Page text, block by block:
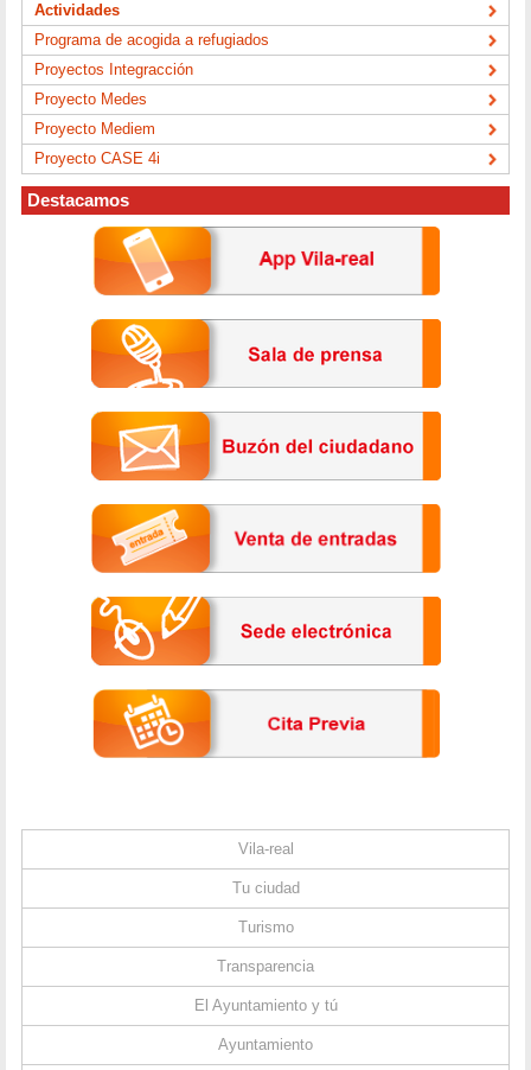
Actividades
Programa de acogida a refugiados
Proyectos Integracción
Proyecto Medes
Proyecto Mediem
Proyecto CASE 4i
Destacamos
Vila-real
Tu ciudad
Turismo
Transparencia
El Ayuntamiento y tú
Ayuntamiento